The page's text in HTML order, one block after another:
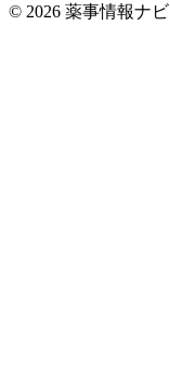
© 2026 薬事情報ナビ